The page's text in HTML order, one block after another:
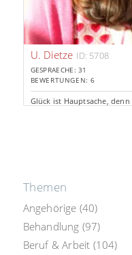
U. Dietze ID: 5708
GESPRAECHE: 31
BEWERTUNGEN: 6
Glück ist Hauptsache,
Themen
Angehörige (40)
Behandlung (97)
Beruf & Arbeit (104)